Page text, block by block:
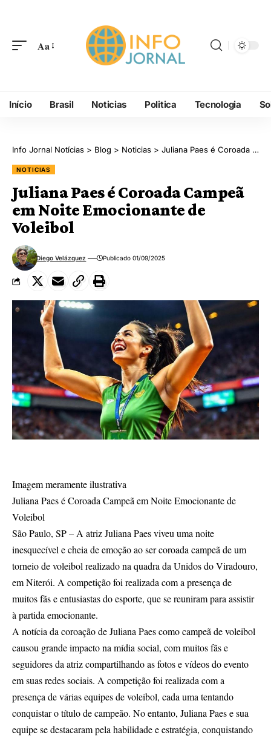
Aa
Início Brasil Noticias Politica Tecnologia
Info Jornal Notícias > Blog > Noticias > Juliana Paes é Coroada Campeã em Noite Emocionante de Voleibol
NOTICIAS
Juliana Paes é Coroada Campeã
em Noite Emocionante de
Voleibol
Diego Velázquez Publicado 01/09/2025
Imagem meramente ilustrativa
Juliana Paes é Coroada Campeã em Noite Emocionante de
Voleibol
São Paulo, SP – A atriz Juliana Paes viveu uma noite
inesquecível e cheia de emoção ao ser coroada campeã de um
torneio de voleibol realizado na quadra da Unidos do Viradouro,
em Niterói. A competição foi realizada com a presença de
muitos fãs e entusiastas do esporte, que se reuniram para assistir
à partida emocionante.
A notícia da coroação de Juliana Paes como campeã de voleibol
causou grande impacto na mídia social, com muitos fãs e
seguidores da atriz compartilhando as fotos e vídeos do evento
em suas redes sociais. A competição foi realizada com a
presença de várias equipes de voleibol, cada uma tentando
conquistar o título de campeão. No entanto, Juliana Paes e sua
equipe se destacaram pela habilidade e estratégia, conquistando